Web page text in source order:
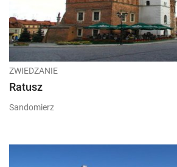
ZWIEDZANIE
Ratusz
Sandomierz